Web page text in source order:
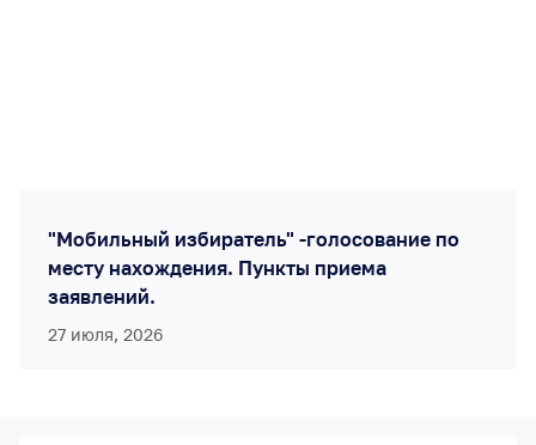
"Мобильный избиратель" -голосование по
месту нахождения. Пункты приема
заявлений.
27 июля, 2026